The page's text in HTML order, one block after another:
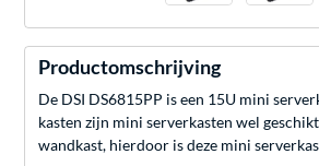
Productomschrijving
De DSI DS6815PP is een 15U mini
kasten zijn mini serverkasten wel
wandkast, hierdoor is deze mini